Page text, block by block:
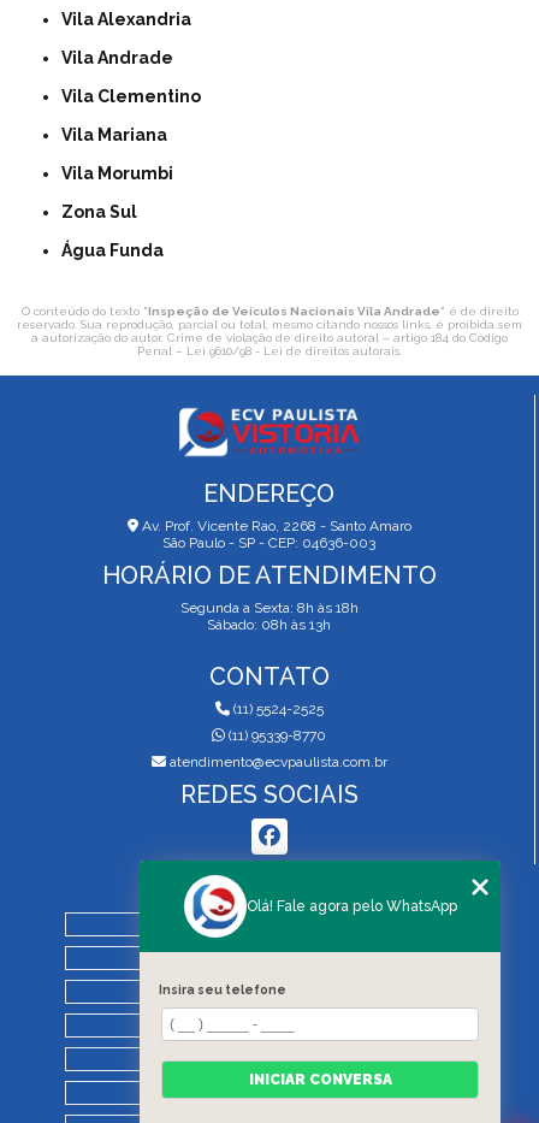
Vila Alexandria
Vila Andrade
Vila Clementino
Vila Mariana
Vila Morumbi
Zona Sul
Água Funda
O conteúdo do texto " Inspeção de Veículos Nacionais Vila Andrade" é de direito
reservado. Sua reprodução, parcial ou total, mesmo citando nossos links, é proibida sem
a autorização do autor. Crime de violação de direito autoral – artigo 184 do Código
Penal – Lei 9610/98 - Lei de direitos autorais.
ENDEREÇO
Av. Prof. Vicente Rao, 2268 - Santo Amaro
São Paulo - SP - CEP: 04636-003
HORÁRIO DE ATENDIMENTO
Segunda a Sexta: 8h às 18h
Sábado: 08h às 13h
CONTATO
(11) 5524-2525
(11) 95339-8770
atendimento@ecvpaulista.com.br
REDES SOCIAIS
MENU
QUEM SOMOS
SERVIÇOS
BLOG
REGRAS DE VISTORIA
Olá! Fale agora pelo WhatsApp
Insira seu telefone
INICIAR CONVERSA